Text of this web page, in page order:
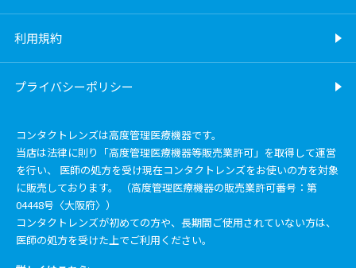
利用規約
プライバシーポリシー
コンタクトレンズは高度管理医療機器です。
当店は法律に則り「高度管理医療機器等販売業許可」を取得して運営
を行い、 医師の処方を受け現在コンタクトレンズをお使いの方を対象
に販売しております。 （高度管理医療機器の販売業許可番号：第
04448号〈大阪府〉）
コンタクトレンズが初めての方や、長期間ご使用されていない方は、
医師の処方を受けた上でご利用ください。